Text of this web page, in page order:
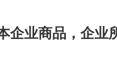
企业商品，企业